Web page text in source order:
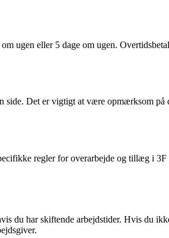
ugen eller 5 dage om ugen.
Det er vigtigt at være opmærksom
regler for overarbejde og tillæg i
du har skiftende arbejdstider. Hvis du